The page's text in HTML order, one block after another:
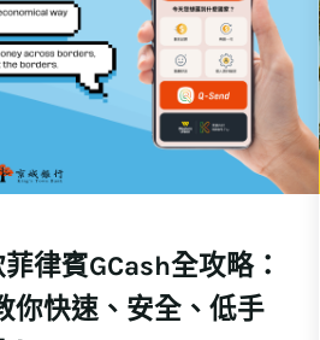
律賓GCash全攻略：
你快速、安全、低手